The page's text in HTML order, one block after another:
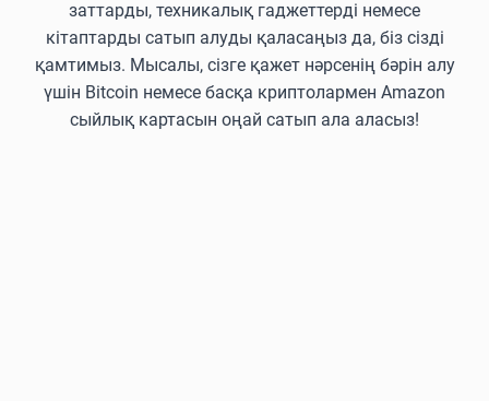
заттарды, техникалық гаджеттерді немесе
кітаптарды сатып алуды қаласаңыз да, біз сізді
қамтимыз. Мысалы, сізге қажет нәрсенің бәрін алу
үшін Bitcoin немесе басқа криптолармен Amazon
сыйлық картасын оңай сатып ала аласыз!